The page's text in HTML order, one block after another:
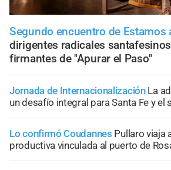
Segundo encuentro de Estamos
dirigentes radicales
firmantes de "Apurar el Paso"
Jornada de Internacionalización La
un desafío integral para Santa Fe y el
Lo confirmó Coudannes Pullaro viaja
productiva vinculada al puerto de